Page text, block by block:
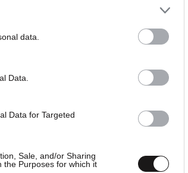
data.
Data.
Data for Targeted
Sale, and/or Sharing
the Purposes for which it